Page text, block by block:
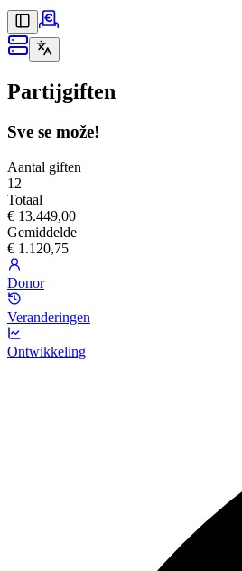
Partijgiften
Sve se može!
Aantal giften
12
Totaal
€ 13.449,00
Gemiddelde
€ 1.120,75
Donor
Veranderingen
Ontwikkeling